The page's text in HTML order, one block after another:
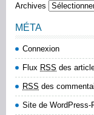
Archives
MÉTA
Connexion
Flux RSS des
RSS des
Site de WordPress-